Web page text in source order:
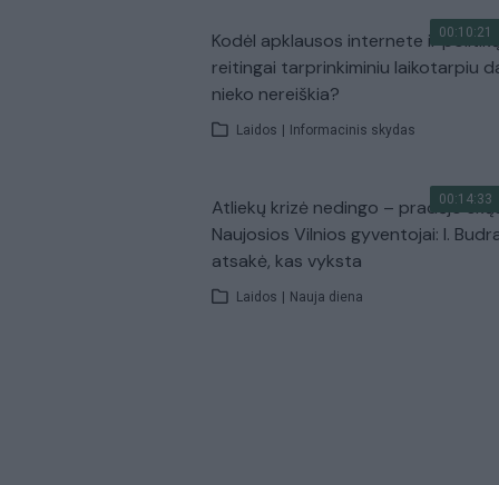
00:10:21
Kodėl apklausos internete ir
reitingai tarprinkiminiu laikotarpiu
nieko nereiškia?
Laidos | Informacinis skydas
00:14:33
Atliekų krizė nedingo – pradėjo
Naujosios Vilnios gyventojai: I.
atsakė, kas vyksta
Laidos | Nauja diena